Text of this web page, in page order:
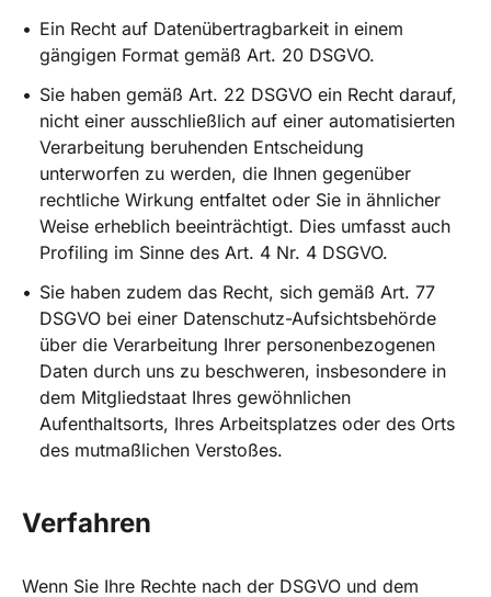
Ein Recht auf Datenübertragbarkeit in einem
gängigen Format gemäß Art. 20 DSGVO.
Sie haben gemäß Art. 22 DSGVO ein Recht darauf,
nicht einer ausschließlich auf einer automatisierten
Verarbeitung beruhenden Entscheidung
unterworfen zu werden, die Ihnen gegenüber
rechtliche Wirkung entfaltet oder Sie in ähnlicher
Weise erheblich beeinträchtigt. Dies umfasst auch
Profiling im Sinne des Art. 4 Nr. 4 DSGVO.
Sie haben zudem das Recht, sich gemäß Art. 77
DSGVO bei einer Datenschutz-Aufsichtsbehörde
über die Verarbeitung Ihrer personenbezogenen
Daten durch uns zu beschweren, insbesondere in
dem Mitgliedstaat Ihres gewöhnlichen
Aufenthaltsorts, Ihres Arbeitsplatzes oder des Orts
des mutmaßlichen Verstoßes.
Verfahren
Wenn Sie Ihre Rechte nach der DSGVO und dem